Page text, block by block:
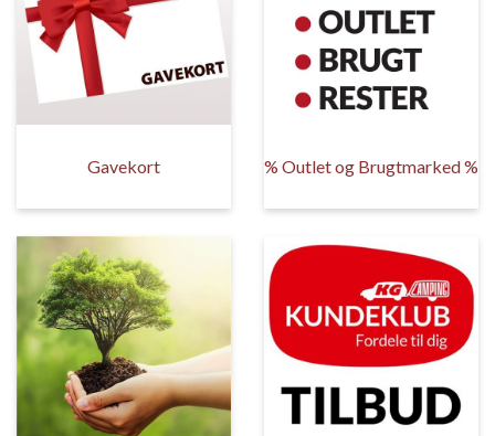
Gavekort % Outlet og Brugtmarked %